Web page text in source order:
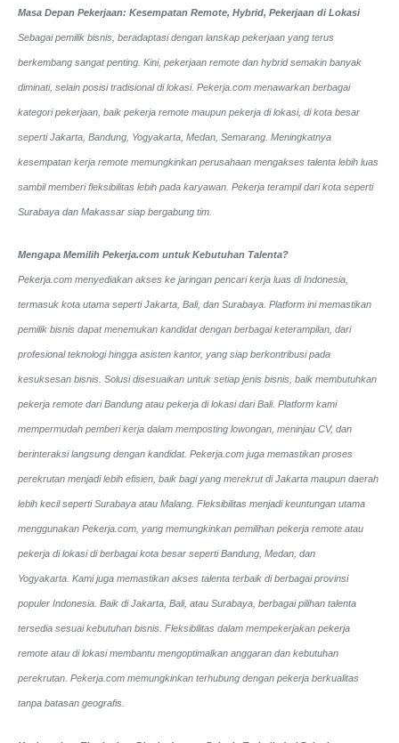
Masa Depan Pekerjaan: Kesempatan Remote, Hybrid, Pekerjaan di Lokasi
Sebagai pemilik bisnis, beradaptasi dengan lanskap pekerjaan yang terus
berkembang sangat penting. Kini, pekerjaan remote dan hybrid semakin banyak
diminati, selain posisi tradisional di lokasi. Pekerja.com menawarkan berbagai
kategori pekerjaan, baik pekerja remote maupun pekerja di lokasi, di kota besar
seperti Jakarta, Bandung, Yogyakarta, Medan, Semarang. Meningkatnya
kesempatan kerja remote memungkinkan perusahaan mengakses talenta lebih luas
sambil memberi fleksibilitas lebih pada karyawan. Pekerja terampil dari kota seperti
Surabaya dan Makassar siap bergabung tim.
Mengapa Memilih Pekerja.com untuk Kebutuhan Talenta?
Pekerja.com menyediakan akses ke jaringan pencari kerja luas di Indonesia,
termasuk kota utama seperti Jakarta, Bali, dan Surabaya. Platform ini memastikan
pemilik bisnis dapat menemukan kandidat dengan berbagai keterampilan, dari
profesional teknologi hingga asisten kantor, yang siap berkontribusi pada
kesuksesan bisnis. Solusi disesuaikan untuk setiap jenis bisnis, baik membutuhkan
pekerja remote dari Bandung atau pekerja di lokasi dari Bali. Platform kami
mempermudah pemberi kerja dalam memposting lowongan, meninjau CV, dan
berinteraksi langsung dengan kandidat. Pekerja.com juga memastikan proses
perekrutan menjadi lebih efisien, baik bagi yang merekrut di Jakarta maupun daerah
lebih kecil seperti Surabaya atau Malang. Fleksibilitas menjadi keuntungan utama
menggunakan Pekerja.com, yang memungkinkan pemilihan pekerja remote atau
pekerja di lokasi di berbagai kota besar seperti Bandung, Medan, dan
Yogyakarta. Kami juga memastikan akses talenta terbaik di berbagai provinsi
populer Indonesia. Baik di Jakarta, Bali, atau Surabaya, berbagai pilihan talenta
tersedia sesuai kebutuhan bisnis. Fleksibilitas dalam mempekerjakan pekerja
remote atau di lokasi membantu mengoptimalkan anggaran dan kebutuhan
perekrutan. Pekerja.com memungkinkan terhubung dengan pekerja berkualitas
tanpa batasan geografis.